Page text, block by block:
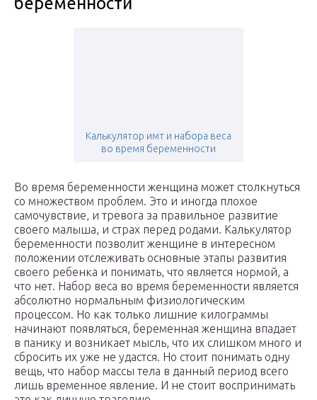
Калькулятор имт и набора веса
во время беременности
Во время беременности женщина может столкнуться
со множеством проблем. Это и иногда плохое
самочувствие, и тревога за правильное развитие
своего малыша, и страх перед родами. Калькулятор
беременности позволит женщине в интересном
положении отслеживать основные этапы развития
своего ребенка и понимать, что является нормой, а
что нет. Набор веса во время беременности является
абсолютно нормальным физиологическим
процессом. Но как только лишние килограммы
начинают появляться, беременная женщина впадает
в панику и возникает мысль, что их слишком много и
сбросить их уже не удастся. Но стоит понимать одну
вещь, что набор массы тела в данный период всего
лишь временное явление. И не стоит воспринимать